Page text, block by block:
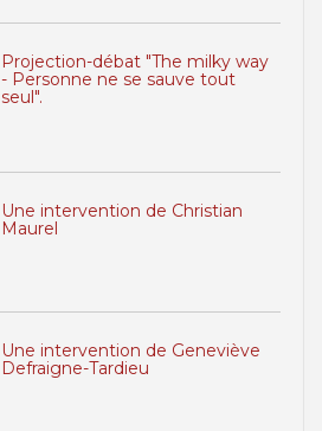
Projection-débat "The milky way
- Personne ne se sauve tout
seul".
Une intervention de Christian
Maurel
Une intervention de Geneviève
Defraigne-Tardieu